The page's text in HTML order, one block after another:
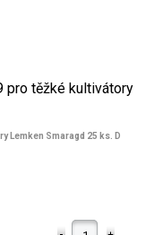
pro těžké kultivátory
Lemken Smaragd 25 ks. D